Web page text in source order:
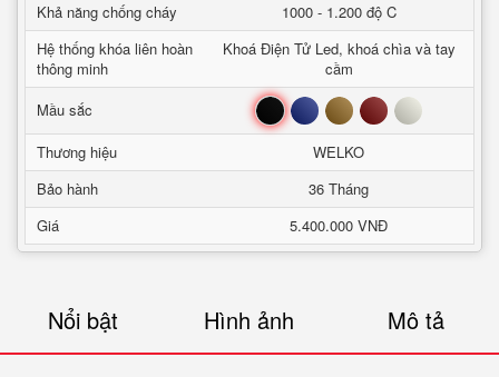
Khả năng chống cháy
1000 - 1.200 độ C
Hệ thống khóa liên hoàn
thông minh
Khoá Điện Tử Led, khoá chìa và tay
cầm
Mầu sắc
Đen Xanh Nâu Đỏ Trắng
Thương hiệu
WELKO
Bảo hành
36 Tháng
Giá
5.400.000 VNĐ
Nổi bật Hình ảnh Mô tả